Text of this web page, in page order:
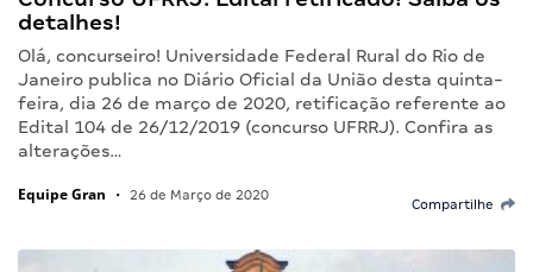
detalhes!
Olá, concurseiro! Universidade Federal Rural do Rio de
Janeiro publica no Diário Oficial da União desta quinta-
feira, dia 26 de março de 2020, retificação referente ao
Edital 104 de 26/12/2019 (concurso UFRRJ). Confira as
alterações…
Equipe Gran • 26 de Março de 2020
Compartilhe